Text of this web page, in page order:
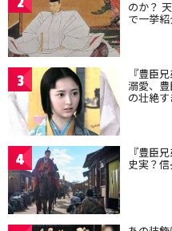
のか？
で一挙
3 『豊臣
溺愛、
の壮絶
4 『豊臣
史実？